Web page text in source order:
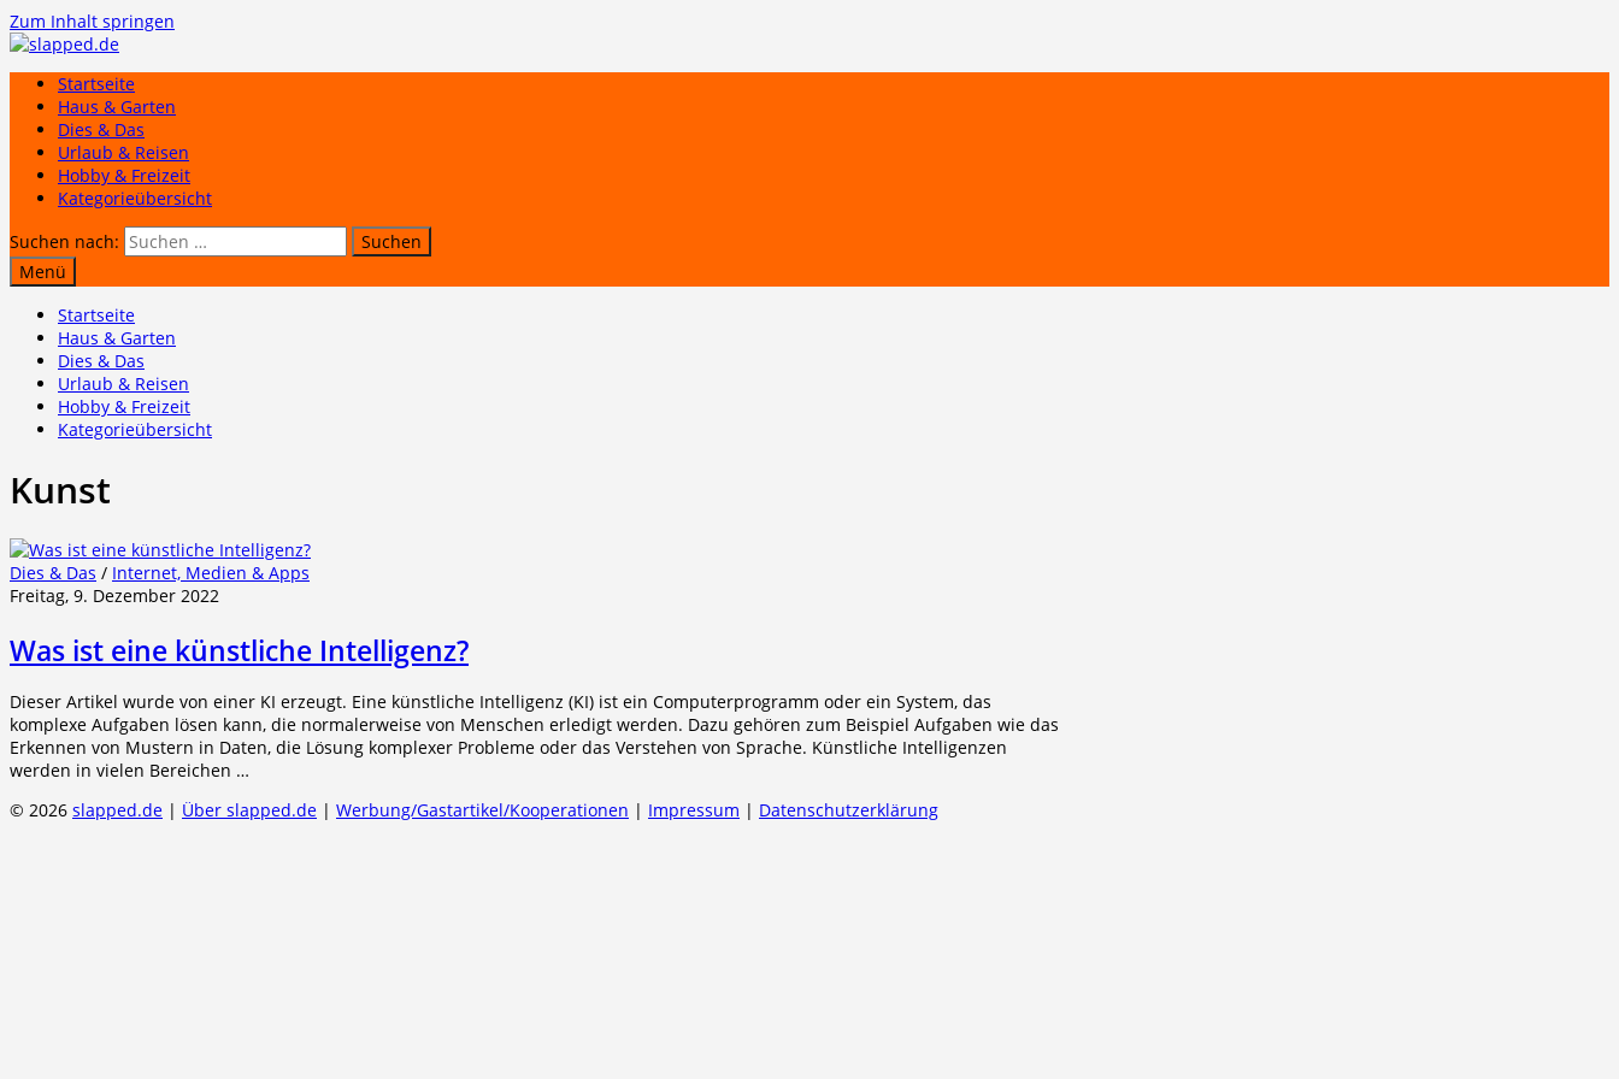
Zum Inhalt springen
Startseite
Haus & Garten
Dies & Das
Urlaub & Reisen
Hobby & Freizeit
Kategorieübersicht
Suchen nach:
Menü
Startseite
Haus & Garten
Dies & Das
Urlaub & Reisen
Hobby & Freizeit
Kategorieübersicht
Kunst
Dies & Das / Internet, Medien & Apps
Freitag, 9. Dezember 2022
Was ist eine künstliche Intelligenz?
Dieser Artikel wurde von einer KI erzeugt. Eine künstliche Intelligenz (KI) ist ein Computerprogramm oder ein System, das
komplexe Aufgaben lösen kann, die normalerweise von Menschen erledigt werden. Dazu gehören zum Beispiel Aufgaben wie das
Erkennen von Mustern in Daten, die Lösung komplexer Probleme oder das Verstehen von Sprache. Künstliche Intelligenzen
werden in vielen Bereichen …
© 2026 slapped.de | Über slapped.de | Werbung/Gastartikel/Kooperationen | Impressum | Datenschutzerklärung